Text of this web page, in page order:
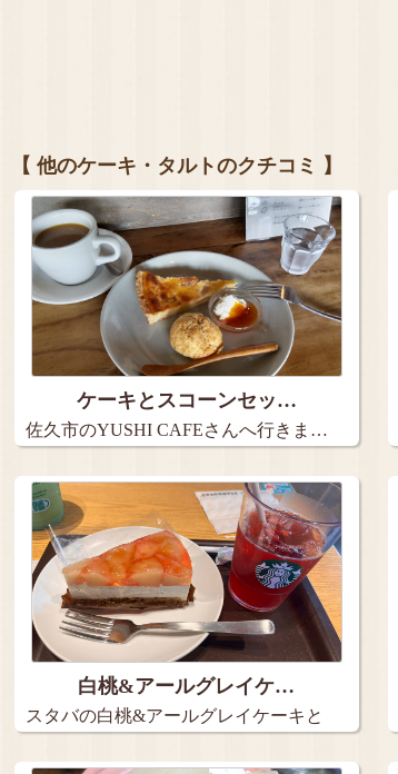
【 他のケーキ・タルトのクチコミ 】
ケーキとスコーンセッ…
佐久市のYUSHI CAFEさんへ行きま…
白桃&アールグレイケ…
スタバの白桃&アールグレイケーキと